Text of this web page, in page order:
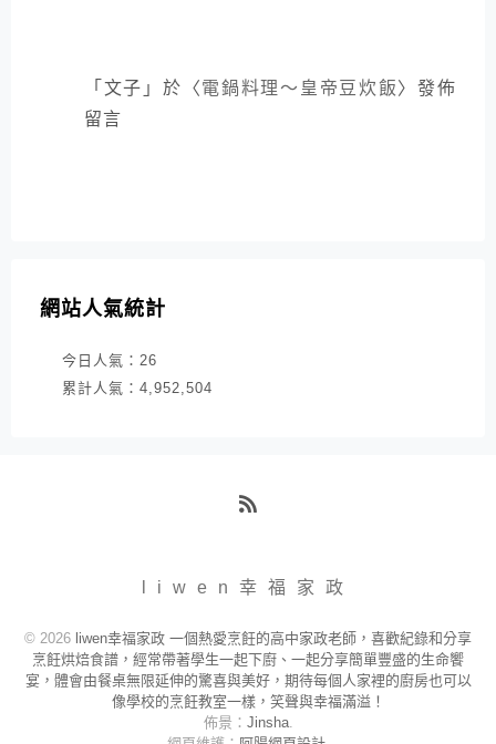
「 文子 」於〈電鍋料理～皇帝豆炊飯〉發佈
留言
網站人氣統計
今日人氣： 26
累計人氣： 4,952,504
liwen幸福家政
© 2026 liwen幸福家政 一個熱愛烹飪的高中家政老師，喜歡紀錄和分享
烹飪烘焙食譜，經常帶著學生一起下廚、一起分享簡單豐盛的生命饗
宴，體會由餐桌無限延伸的驚喜與美好，期待每個人家裡的廚房也可以
像學校的烹飪教室一樣，笑聲與幸福滿溢！
佈景： Jinsha.